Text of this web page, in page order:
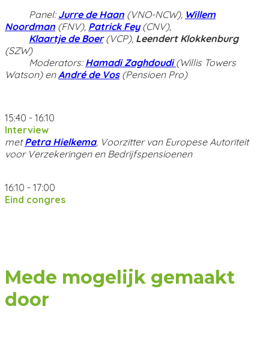
Panel: Jurre de Haan (VNO-NCW), Willem
Noordman (FNV), Patrick Fey(CNV),
Klaartje de Boer(VCP), Leendert Klokkenburg
(SZW)
Moderators: Hamadi Zaghdoudi (Willis Towers
Watson) enAndré de Vos(Pensioen Pro)
15:40 - 16:10
Interview
metPetra Hielkema, Voorzitter van Europese Autoriteit
voor Verzekeringen en Bedrijfspensioenen
16:10 - 17:00
Eind congres
Mede mogelijk gemaakt
door